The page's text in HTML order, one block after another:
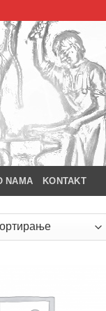
NAMA KONTAKT